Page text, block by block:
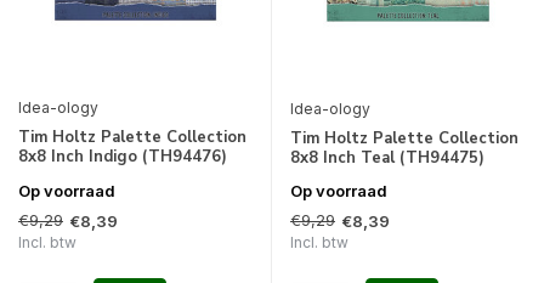
Idea-ology
Tim Holtz Palette Collection
8x8 Inch Indigo (TH94476)
Op voorraad
€9,29 €8,39
Incl. btw
Idea-ology
Tim Holtz Palette Collection
8x8 Inch Teal (TH94475)
Op voorraad
€9,29 €8,39
Incl. btw